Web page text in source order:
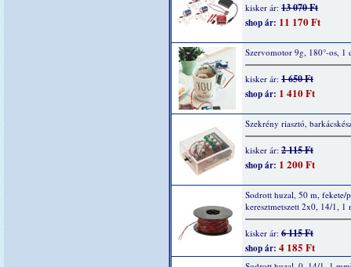
kisker ár: 13 070 Ft
shop ár: 11 170 Ft
Szervomotor 9g, 180°-os, 1
kisker ár: 1 650 Ft
shop ár: 1 410 Ft
Szekrény riasztó,
kisker ár: 2 115 Ft
shop ár: 1 200 Ft
Sodrott huzal, 50 m, fekete/
keresztmetszett 2x0, 14/1, 1
kisker ár: 6 115 Ft
shop ár: 4 185 Ft